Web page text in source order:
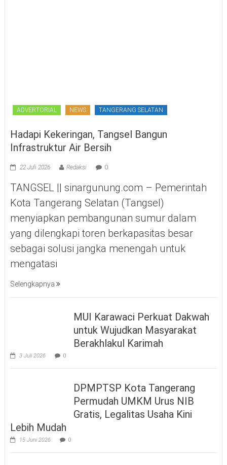
ADVERTORIAL NEWS TANGERANG SELATAN
Hadapi Kekeringan, Tangsel Bangun
Infrastruktur Air Bersih
22 Juli 2026 Redaksi 0
TANGSEL || sinargunung.com – Pemerintah
Kota Tangerang Selatan (Tangsel)
menyiapkan pembangunan sumur dalam
yang dilengkapi toren berkapasitas besar
sebagai solusi jangka menengah untuk
mengatasi
Selengkapnya
MUI Karawaci Perkuat Dakwah
untuk Wujudkan Masyarakat
Berakhlakul Karimah
3 Juli 2026 0
DPMPTSP Kota Tangerang
Permudah UMKM Urus NIB
Gratis, Legalitas Usaha Kini
Lebih Mudah
15 Juni 2026 0